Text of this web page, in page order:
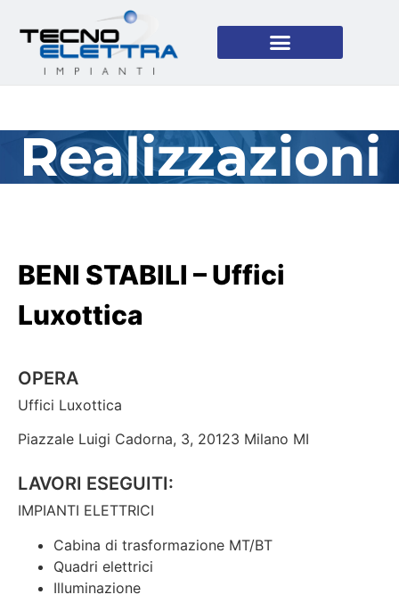
Realizzazioni
BENI STABILI – Uffici
Luxottica
OPERA
Uffici Luxottica
Piazzale Luigi Cadorna, 3, 20123 Milano MI
LAVORI ESEGUITI:
IMPIANTI ELETTRICI
Cabina di trasformazione MT/BT
Quadri elettrici
Illuminazione